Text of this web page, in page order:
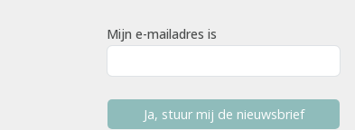
Mijn e-mailadres is
Ja, stuur mij de nieuwsbrief